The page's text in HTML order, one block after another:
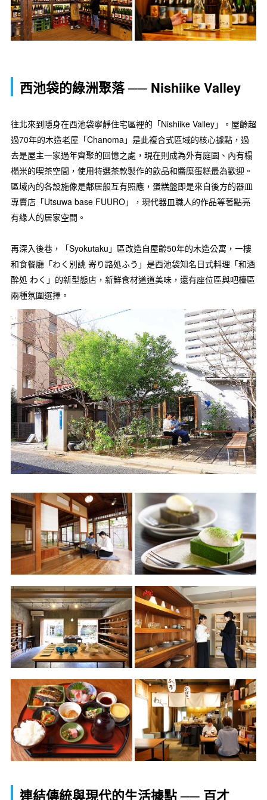
西池袋的綠洲聚落 ── Nishiike Valley
往北來到隱身在西池袋寧靜住宅區裡的「Nishiike Valley」。屋齡超
過70年的木造老屋「Chanoma」是此複合式區域的核心據點，過
去是屋主一家過年齊聚的回憶之處，現在則成為外有庭園、內有榻
榻米的喫茶空間，使用特選茶款製作的飲品和醬糜蛋糕最為歡迎。
區域內的各設施像是鄰居般互有照應，蛋糕盤即是來自後方的器皿
專賣店「Utsuwa base FUURO」，現代器皿職人的作品等著點亮
有緣人的居家空間。
再深入後巷，「Syokutaku」區改造自屋齡50年的木造公寓，一樓
和食餐廳「わく別誂 寄り路処ふう」是西池袋知名日式料理「和酒
酔処 わく」的新型態店，新鮮食材道道美味，還有座位區與吧檯區
兩種氛圍選擇。
連結傳統與現代的生活據點 ── 百才